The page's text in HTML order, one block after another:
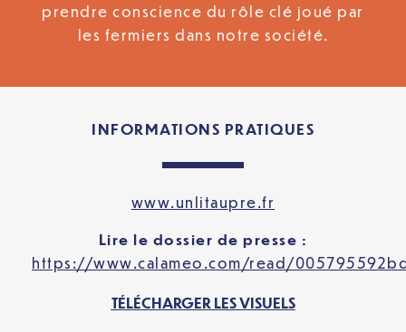
prendre conscience du rôle clé joué par
les fermiers dans notre société.
INFORMATIONS PRATIQUES
www.unlitaupre.fr
Lire le dossier de presse :
https://www.calameo.com/read/
TÉLÉCHARGER LES VISUELS